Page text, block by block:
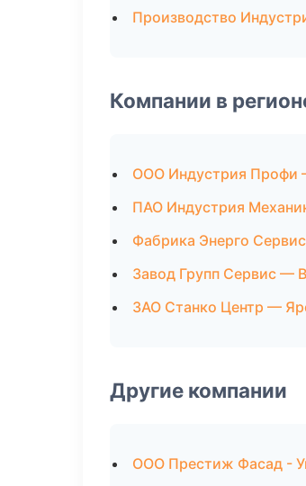
Производство
Компании в
ООО Индустрия Профи
ПАО Индустрия
Фабрика Энерго
Завод Групп Сервис —
ЗАО Станко Центр —
Другие компании
ООО Престиж Фасад -